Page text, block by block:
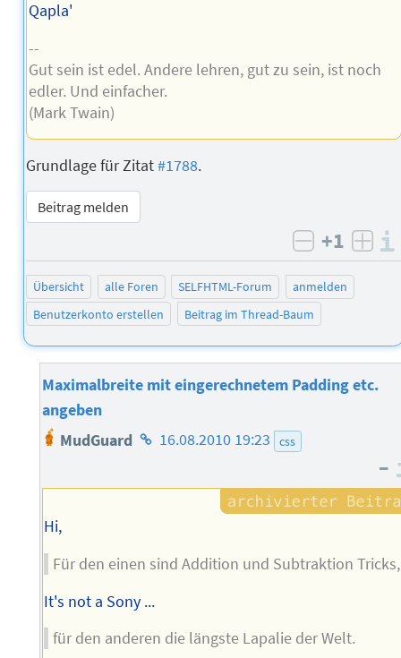
Qapla'
--
Gut sein ist edel. Andere lehren, gut zu sein, ist noch
edler. Und einfacher.
(Mark Twain)
Grundlage für Zitat#1788.
Beitrag melden
negativ
+1
Übersicht alle Foren SELFHTML-Forum
anmelden
Benutzerkonto erstellen
Beitrag im Thread-Baum
Maximalbreite mit eingerechnetem Padding etc.
angeben
MudGuard Homepage
Autors
16.08.2010 19:23 css
–
Hi,
Für den einen sind Addition und Subtraktion Tricks,
It's not a Sony ...
für den anderen die längste Lapalie der Welt.